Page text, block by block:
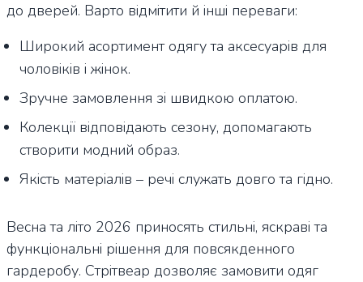
до дверей. Варто відмітити й інші переваги:
Широкий асортимент одягу та аксесуарів для
чоловіків і жінок.
Зручне замовлення зі швидкою оплатою.
Колекції відповідають сезону, допомагають
створити модний образ.
Якість матеріалів – речі служать довго та гідно.
Весна та літо 2026 приносять стильні, яскраві та
функціональні рішення для повсякденного
гардеробу. Стрітвеар дозволяє замовити одяг